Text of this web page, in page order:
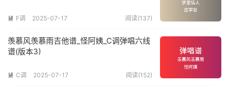
 F调 2025-07-17 阅读(137)
羡慕风羡慕雨吉他谱_怪阿姨_C调弹唱六线
谱(版本3)
 C调 2025-07-17 阅读(152)